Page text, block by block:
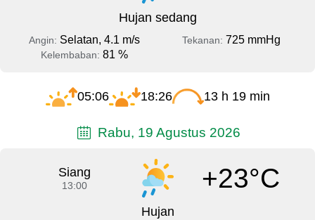
Hujan sedang
Angin: Selatan, 4.1 m/s Tekanan: 725 mmHg
Kelembaban: 81 %
05:06 18:26 13 h 19 min
Rabu, 19 Agustus 2026
Siang
13:00 +23°C
Hujan